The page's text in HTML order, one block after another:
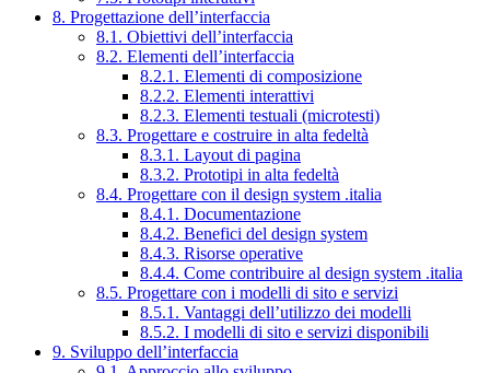
8. Progettazione dell’interfaccia
8.1. Obiettivi dell’interfaccia
8.2. Elementi dell’interfaccia
8.2.1. Elementi di composizione
8.2.2. Elementi interattivi
8.2.3. Elementi testuali (microtesti)
8.3. Progettare e costruire in alta fedeltà
8.3.1. Layout di pagina
8.3.2. Prototipi in alta fedeltà
8.4. Progettare con il design system .italia
8.4.1. Documentazione
8.4.2. Benefici del design system
8.4.3. Risorse operative
8.4.4. Come contribuire al design system .italia
8.5. Progettare con i modelli di sito e servizi
8.5.1. Vantaggi dell’utilizzo dei modelli
8.5.2. I modelli di sito e servizi disponibili
9. Sviluppo dell’interfaccia